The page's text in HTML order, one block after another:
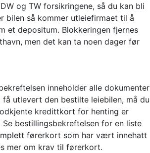
og TW forsikringene, så du kan bli
bilen så kommer utleiefirmaet til å
et depositum. Blokkeringen fjernes
men det kan ta noen dager før
inneholder alle dokumenter
utlevert den bestilte leiebilen, må du
kredittkort for henting er
bestillingsbekreftelsen for en liste
førerkort som har vært innehatt
mer om krav til førerkort.